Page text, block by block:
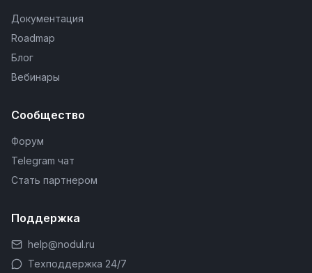
Документация
Roadmap
Блог
Вебинары
Сообщество
Форум
Telegram чат
Стать партнером
Поддержка
help@nodul.ru
Техподдержка 24/7